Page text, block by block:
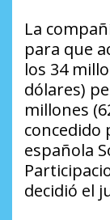
La
para que
los 34
dólares)
millones
concedido
española
decidió el